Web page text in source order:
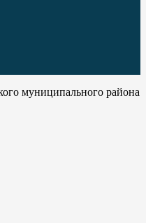
муниципального района